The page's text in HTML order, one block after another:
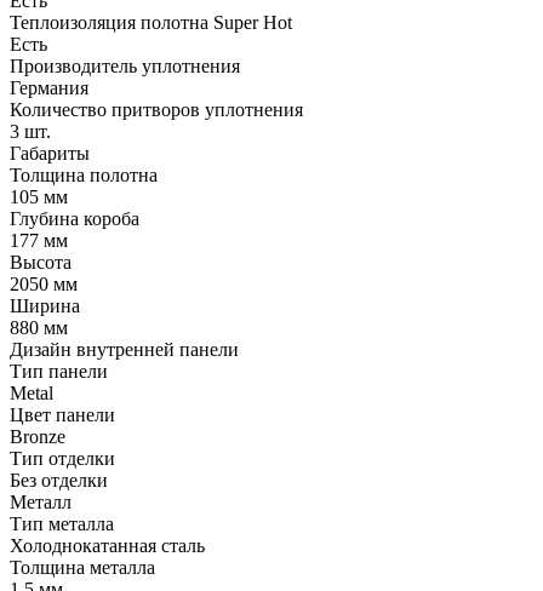
Теплоизоляция полотна Super Нot
Есть
Производитель уплотнения
Германия
Количество притворов уплотнения
3 шт.
Габариты
Толщина полотна
105 мм
Глубина короба
177 мм
Высота
2050 мм
Ширина
880 мм
Дизайн внутренней панели
Тип панели
Metal
Цвет панели
Bronze
Тип отделки
Без отделки
Металл
Тип металла
Холоднокатанная сталь
Толщина металла